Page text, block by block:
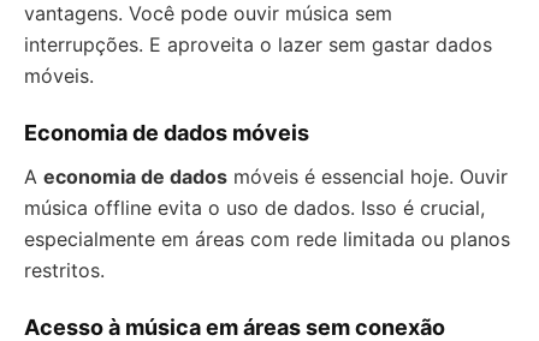
vantagens. Você pode ouvir música sem
interrupções. E aproveita o lazer sem gastar dados
móveis.
Economia de dados móveis
A economia de dados móveis é essencial hoje. Ouvir
música offline evita o uso de dados. Isso é crucial,
especialmente em áreas com rede limitada ou planos
restritos.
Acesso à música em áreas sem conexão